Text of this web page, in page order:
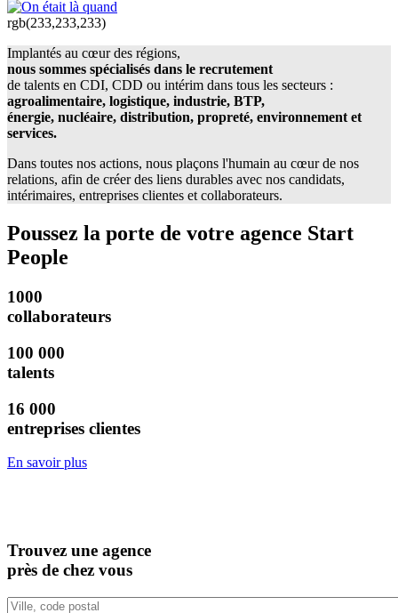
rgb(233,233,233)
Implantés au cœur des régions,
nous sommes spécialisés dans le recrutement
de talents en CDI, CDD ou intérim dans tous les secteurs :
agroalimentaire, logistique, industrie, BTP,
énergie, nucléaire, distribution, propreté, environnement et
services.
Dans toutes nos actions, nous plaçons l'humain au cœur de nos
relations, afin de créer des liens durables avec nos candidats,
intérimaires, entreprises clientes et collaborateurs.
Poussez la porte de votre agence Start
People
1000
collaborateurs
100 000
talents
16 000
entreprises clientes
En savoir plus
Trouvez une agence
près de chez vous